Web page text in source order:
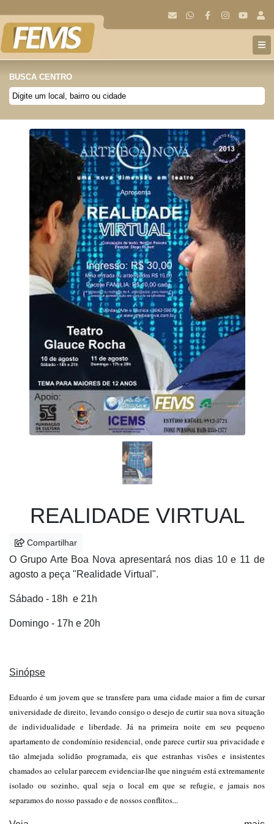
BUSCA CENTRO
Anterior
REALIDADE VIRTUAL
Compartilhar
O Grupo Arte Boa Nova apresentará nos dias 10 e 11 de
agosto a peça "Realidade Virtual".
Sábado - 18h e 21h
Domingo - 17h e 20h
Sinópse
Eduardo é um jovem que se transfere para uma cidade maior a fim de cursar
universidade de direito, levando consigo o desejo de curtir sua nova situação
de individualidade e liberdade. Já na primeira noite em seu pequeno
apartamento de condomínio residencial, onde parece curtir sua privacidade e
tão almejada solidão programada, eis que estranhas visões e insistentes
chamados ao celular parecem evidenciar-lhe que ninguém está extremamente
isolado ou sozinho, qual seja o local em que se refugie, e jamais nos
separamos do nosso passado e de nossos conflitos...